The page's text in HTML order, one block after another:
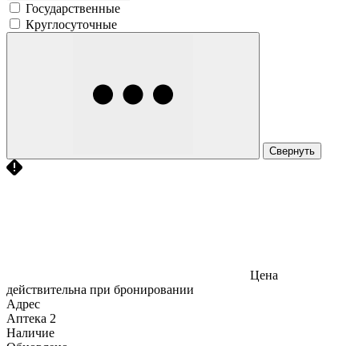
Государственные
Круглосуточные
Свернуть
Цена
действительна при бронировании
Адрес
Аптека 2
Наличие